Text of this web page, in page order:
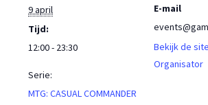
9 april
Tijd:
12:00 - 23:30
Serie:
MTG: CASUAL COMMANDER
E-mail
Bekijk de
Organisator